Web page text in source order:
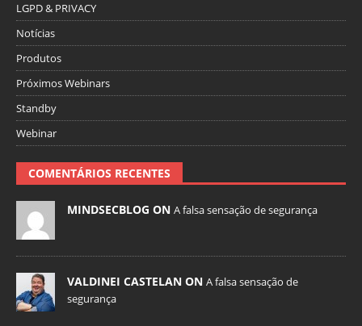
LGPD & PRIVACY
Notícias
Produtos
Próximos Webinars
Standby
Webinar
COMENTÁRIOS RECENTES
MINDSECBLOG ON A falsa sensação de segurança
VALDINEI CASTELAN ON A falsa sensação de
segurança